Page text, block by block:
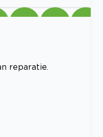
reparatie.